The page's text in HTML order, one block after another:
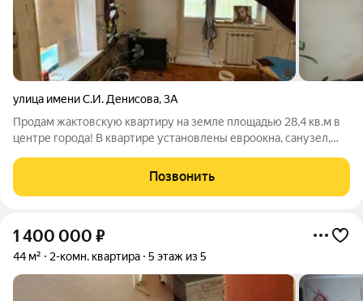
улица имени С.И. Денисова,3А
Продам жактовскую квартиру на земле площадью 28,4 кв.м в
центре города! В квартире установлены евроокна, санузел,
отопления. Так же есть земельный участок и отдельный вход.
Номер объекта: 545363.
Позвонить
1 400 000 ₽
44 м² 2-комн. квартира 5 этаж из 5